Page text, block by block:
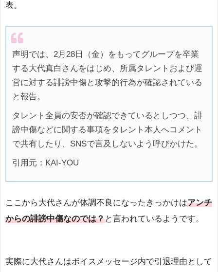
表。
声明では、2月28日（金）をもってグループを卒業
する大代真白さんをはじめ、所属タレントおよび運
営に対する誹謗中傷と攻撃的行為が確認されている
と報告。
タレント全員の安否が確認できているとしつつ、誹
謗中傷などに関する事項をタレント本人へコメント
で共有したり、SNSで言及しないよう呼びかけた。
引用元：KAI-YOU
ここから大代さんが体調不良になったきっかけはアンチ
からの誹謗中傷なのでは？と言われているようです。
実際に大代さんはボイスメッセージ内で引退理由として